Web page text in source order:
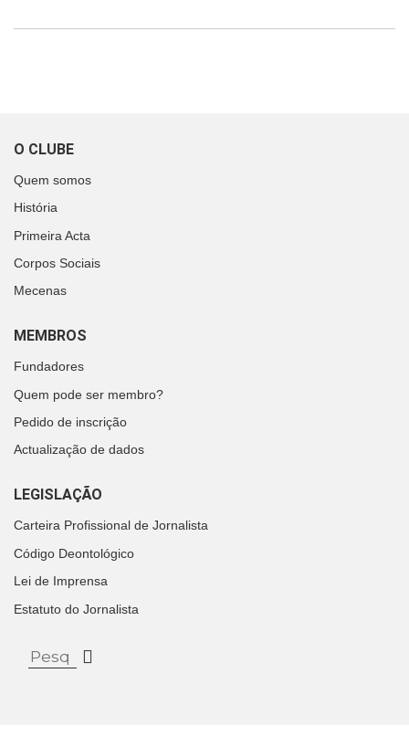
O CLUBE
Quem somos
História
Primeira Acta
Corpos Sociais
Mecenas
MEMBROS
Fundadores
Quem pode ser membro?
Pedido de inscrição
Actualização de dados
LEGISLAÇÃO
Carteira Profissional de Jornalista
Código Deontológico
Lei de Imprensa
Estatuto do Jornalista